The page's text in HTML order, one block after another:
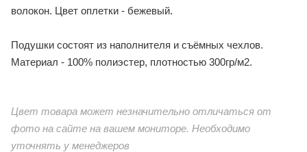
волокон. Цвет оплетки - бежевый.
Подушки состоят из наполнителя и съёмных чехлов.
Материал - 100% полиэстер, плотностью 300гр/м2.
Цвет товара может незначительно отличаться от
фото на сайте на вашем мониторе. Необходимо
уточнять у менеджеров